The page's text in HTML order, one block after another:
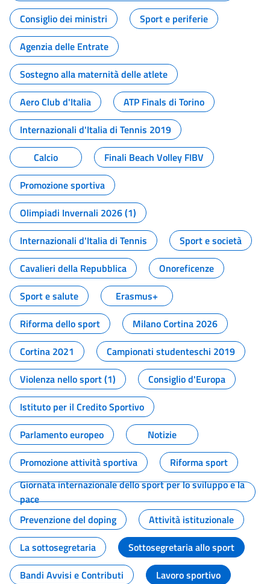
Consiglio dei ministri
Sport e periferie
Agenzia delle Entrate
Sostegno alla maternità delle atlete
Aero Club d'Italia
ATP Finals di Torino
Internazionali d'Italia di Tennis 2019
Calcio
Finali Beach Volley FIBV
Promozione sportiva
Olimpiadi Invernali 2026 (1)
Internazionali d'Italia di Tennis
Sport e società
Cavalieri della Repubblica
Onoreficenze
Sport e salute
Erasmus+
Riforma dello sport
Milano Cortina 2026
Cortina 2021
Campionati studenteschi 2019
Violenza nello sport (1)
Consiglio d'Europa
Istituto per il Credito Sportivo
Parlamento europeo
Notizie
Promozione attività sportiva
Riforma sport
Giornata internazionale dello sport per lo sviluppo e la
pace
Prevenzione del doping
Attività istituzionale
La sottosegretaria
Sottosegretaria allo sport
Bandi Avvisi e Contributi
Lavoro sportivo